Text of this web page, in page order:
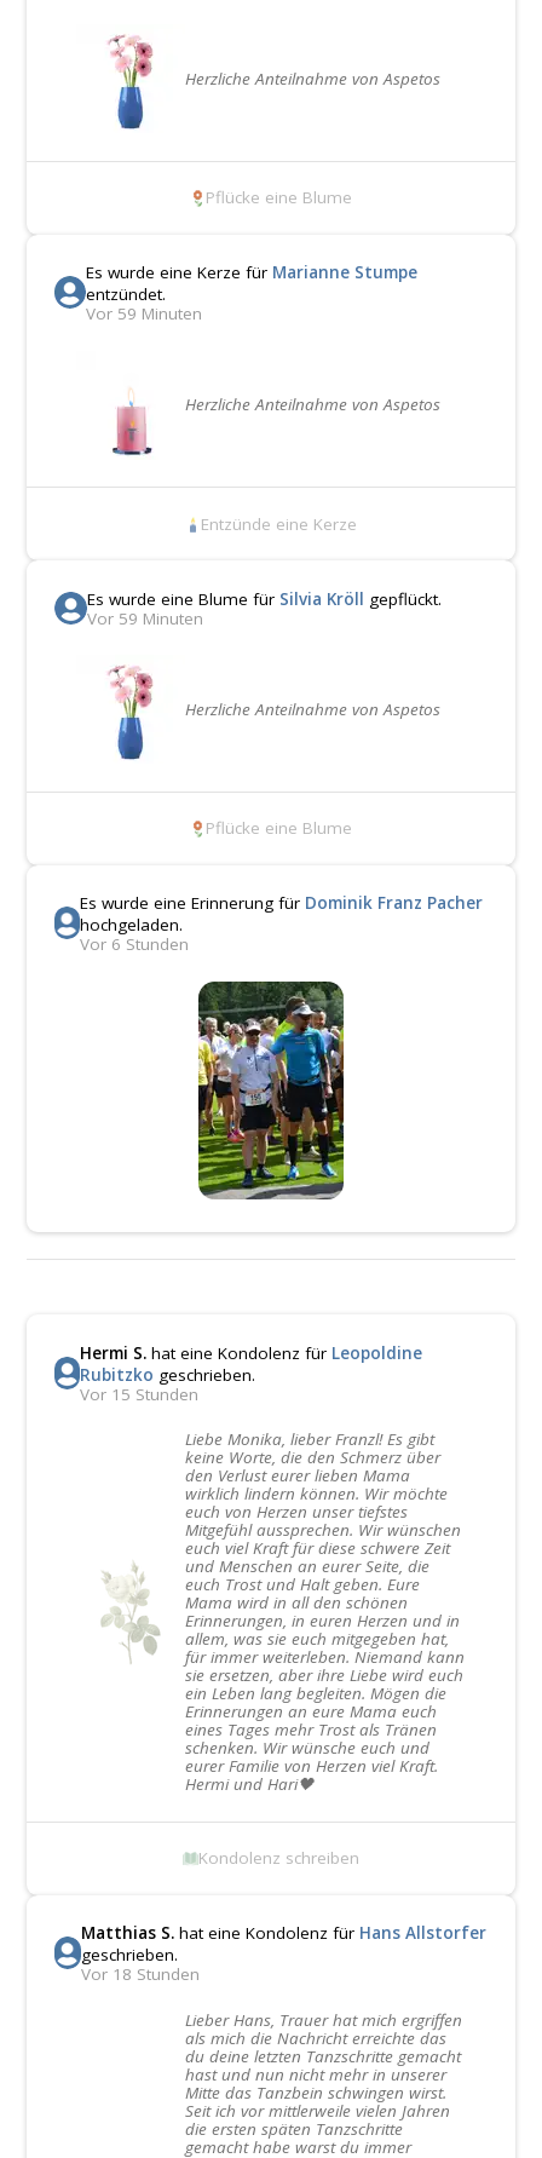
Herzliche Anteilnahme von Aspetos
Pflücke eine Blume
Es wurde eine Kerze für Marianne Stumpe
entzündet.
Vor 59 Minuten
Herzliche Anteilnahme von Aspetos
Entzünde eine Kerze
Es wurde eine Blume für Silvia Kröll gepflückt.
Vor 59 Minuten
Herzliche Anteilnahme von Aspetos
Pflücke eine Blume
Es wurde eine Erinnerung für Dominik Franz Pacher
hochgeladen.
Vor 6 Stunden
Hermi S.hat eine Kondolenz für Leopoldine
Rubitzko geschrieben.
Vor 15 Stunden
Liebe Monika, lieber Franzl! Es gibt
keine Worte, die den Schmerz über
den Verlust eurer lieben Mama
wirklich lindern können. Wir möchte
euch von Herzen unser tiefstes
Mitgefühl aussprechen. Wir wünschen
euch viel Kraft für diese schwere Zeit
und Menschen an eurer Seite, die
euch Trost und Halt geben. Eure
Mama wird in all den schönen
Erinnerungen, in euren Herzen und in
allem, was sie euch mitgegeben hat,
für immer weiterleben. Niemand kann
sie ersetzen, aber ihre Liebe wird euch
ein Leben lang begleiten. Mögen die
Erinnerungen an eure Mama euch
eines Tages mehr Trost als Tränen
schenken. Wir wünsche euch und
eurer Familie von Herzen viel Kraft.
Hermi und Hari🖤
Kondolenz schreiben
Matthias S.hat eine Kondolenz für Hans Allstorfer
geschrieben.
Vor 18 Stunden
Lieber Hans, Trauer hat mich ergriffen
als mich die Nachricht erreichte das
du deine letzten Tanzschritte gemacht
hast und nun nicht mehr in unserer
Mitte das Tanzbein schwingen wirst.
Seit ich vor mittlerweile vielen Jahren
die ersten späten Tanzschritte
gemacht habe warst du immer